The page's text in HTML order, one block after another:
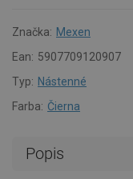
Značka: Mexen
Ean: 5907709120907
Typ: Nástenné
Farba: Čierna
Popis